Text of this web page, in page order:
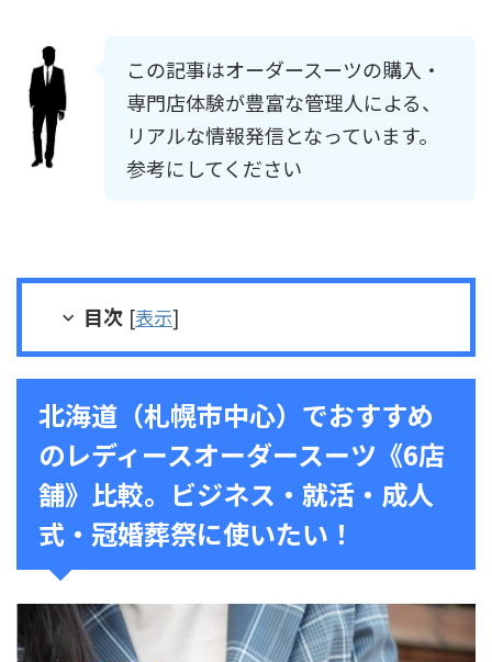
この記事はオーダースーツの購入・
専門店体験が豊富な管理人による、
リアルな情報発信となっています。
参考にしてください
目次 [表示]
北海道（札幌市中心）でおすすめ
のレディースオーダースーツ《6店
舗》比較。ビジネス・就活・成人
式・冠婚葬祭に使いたい！